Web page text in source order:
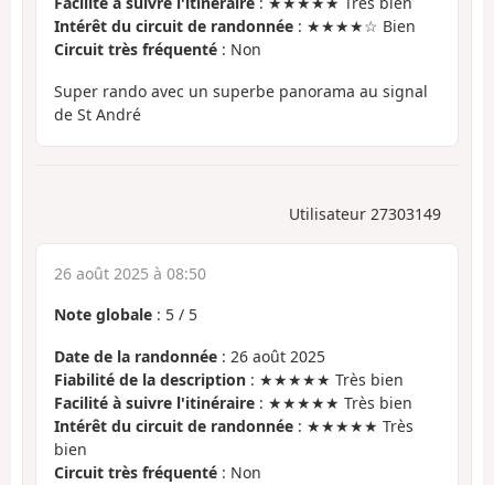
Intérêt du circuit de randonnée : ★★★★☆ Bien
Circuit très fréquenté : Non
Super rando avec un superbe panorama au signal
de St André
Utilisateur 27303149
26 août 2025 à 08:50
Note globale : 5 / 5
Date de la randonnée : 26 août 2025
Fiabilité de la description : ★★★★★ Très bien
Facilité à suivre l'itinéraire : ★★★★★ Très bien
Intérêt du circuit de randonnée : ★★★★★ Très
bien
Circuit très fréquenté : Non